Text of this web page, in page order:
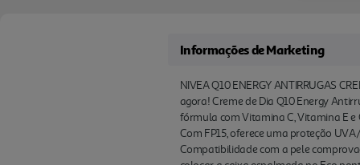
Informações de Marketing
NIVEA Q10 ENERGY ANTIRRUGAS
agora! Creme de Dia Q10 Energy
fórmula com Vitamina C, Vitamina E e
Com FP15, oferece uma proteção
Compatibilidade com a pele